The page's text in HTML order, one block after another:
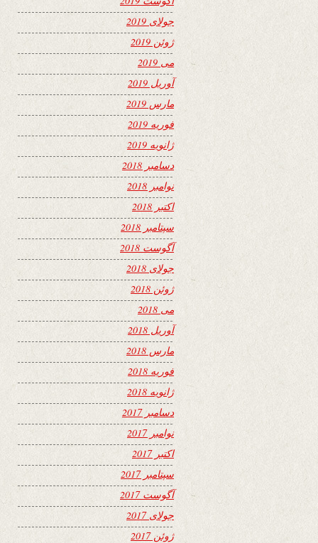
جولای 2019
ژوئن 2019
می 2019
آوریل 2019
مارس 2019
فوریه 2019
ژانویه 2019
دسامبر 2018
نوامبر 2018
اکتبر 2018
سپتامبر 2018
آگوست 2018
جولای 2018
ژوئن 2018
می 2018
آوریل 2018
مارس 2018
فوریه 2018
ژانویه 2018
دسامبر 2017
نوامبر 2017
اکتبر 2017
سپتامبر 2017
آگوست 2017
جولای 2017
ژوئن 2017